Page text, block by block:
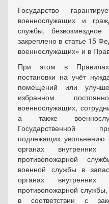
Государство
военнослужащих и
службы,
закреплено в статье 15
военнослужащих» и в
При этом в Правилах
постановки на учёт
помещений или
избранном
военнослужащих,
а также
Государственной
подлежащих
органах
противопожарной
военной службы в
органах
противопожарной
в соответствии с